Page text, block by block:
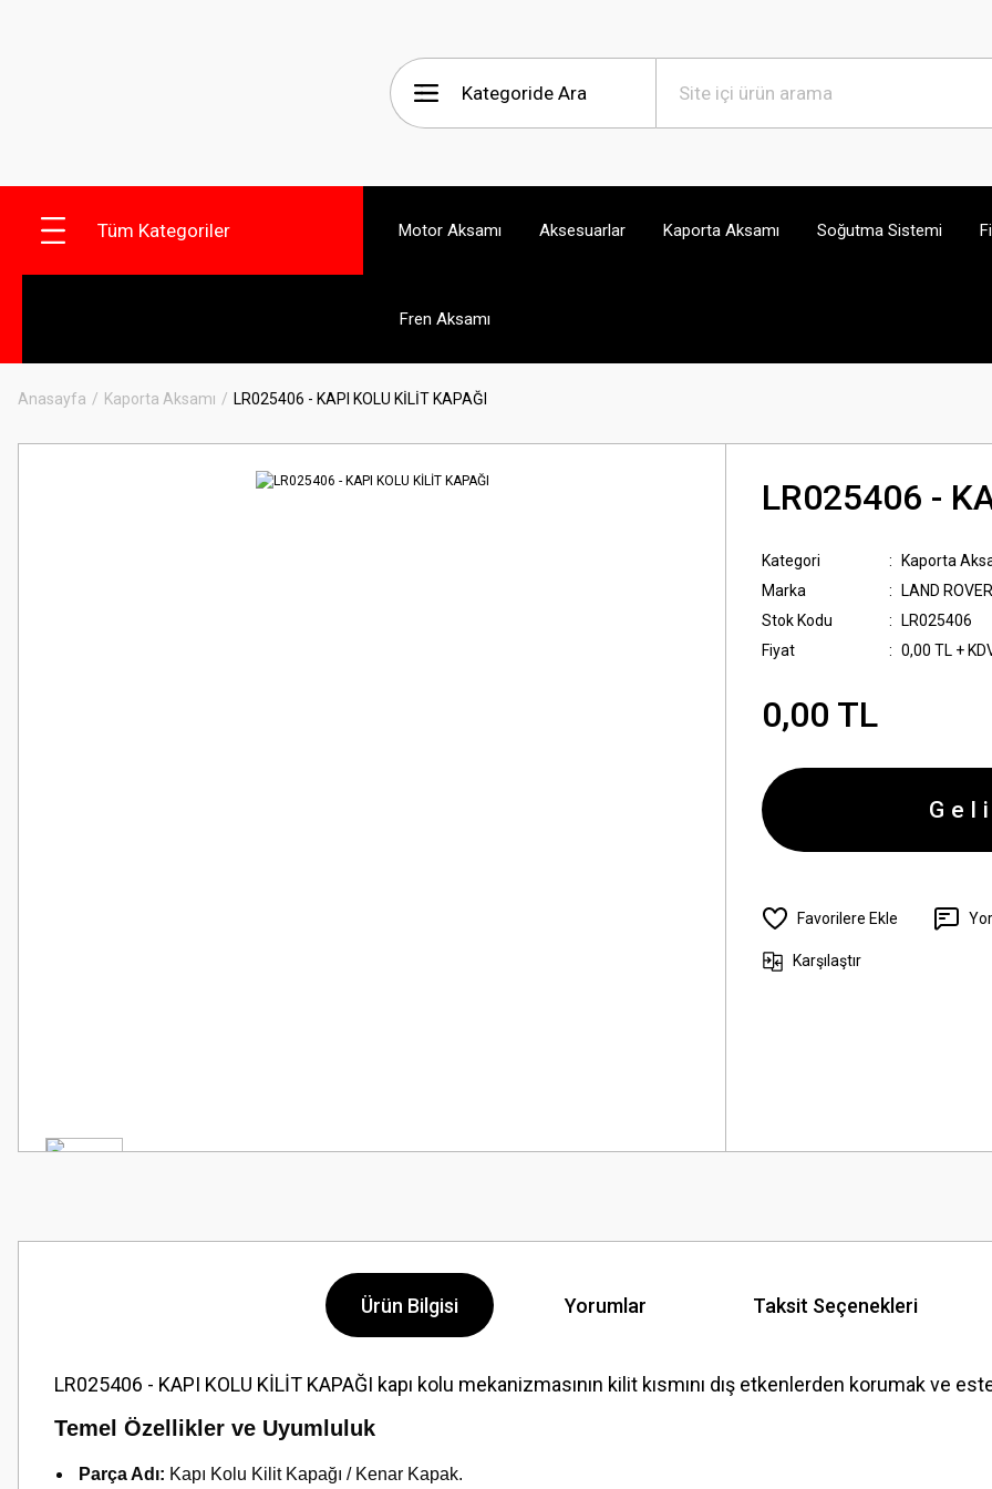
Tüm Kategoriler Motor Aksamı Aksesuarlar Kaporta Aksamı Soğutma Sistemi
Fren Aksamı
Anasayfa Kaporta Aksamı LR025406 - KAPI KOLU KİLİT KAPAĞI
LR025406 -
Kategori
Kaporta
Marka
LAND ROVER
Stok Kodu
LR025406
Fiyat
0,00 TL +
0,00 TL
Karşılaştır
Ürün Bilgisi Yorumlar Taksit Seçenekleri
LR025406 - KAPI KOLU KİLİT KAPAĞI kapı kolu mekanizmasının kilit kısmını dış etkenlerden korumak ve
Temel Özellikler ve Uyumluluk
Parça Adı: Kapı Kolu Kilit Kapağı / Kenar Kapak.